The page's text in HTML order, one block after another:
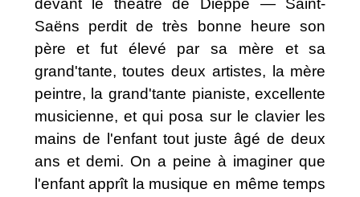
devant le théâtre de Dieppe — Saint-
Saëns perdit de très bonne heure son
père et fut élevé par sa mère et sa
grand'tante, toutes deux artistes, la mère
peintre, la grand'tante pianiste, excellente
musicienne, et qui posa sur le clavier les
mains de l'enfant tout juste âgé de deux
ans et demi. On a peine à imaginer que
l'enfant apprît la musique en même temps